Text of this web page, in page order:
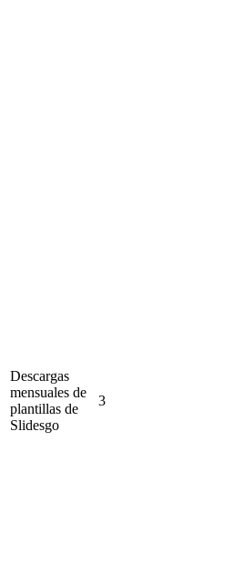
Descargas
mensuales de
plantillas de
Slidesgo
3